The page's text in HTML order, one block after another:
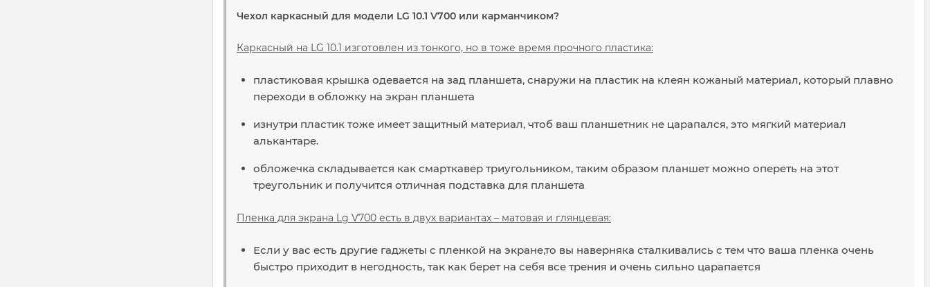
Чехол каркасный для модели LG 10.1 V700 или карманчиком?
Каркасный на LG 10.1 изготовлен из тонкого, но в тоже время прочного пластика:
пластиковая крышка одевается на зад планшета, снаружи на пластик на клеян кожаный материал, который плавно
переходи в обложку на экран планшета
изнутри пластик тоже имеет защитный материал, чтоб ваш планшетник не царапался, это мягкий материал
алькантаре.
обложечка складывается как смарткавер триугольником, таким образом планшет можно опереть на этот
треугольник и получится отличная подставка для планшета
Пленка для экрана Lg V700 есть в двух вариантах – матовая и глянцевая:
Если у вас есть другие гаджеты с пленкой на экране,то вы наверняка сталкивались с тем что ваша пленка очень
быстро приходит в негодность, так как берет на себя все трения и очень сильно царапается